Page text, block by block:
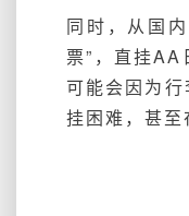
同时，从国
票”，直挂AA
可能会因为
挂困难，甚至